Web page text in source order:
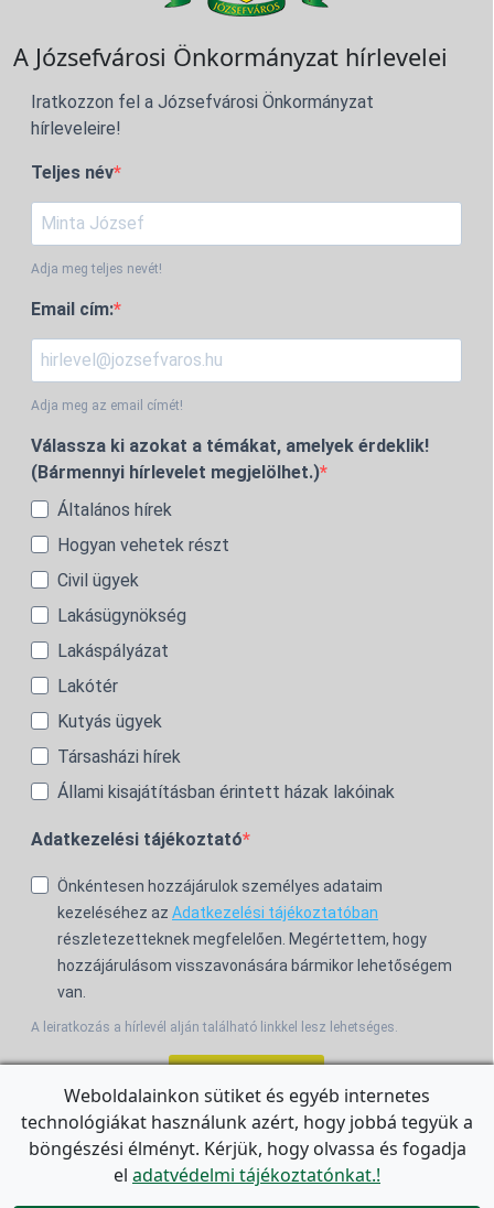
A Józsefvárosi Önkormányzat hírlevelei
Iratkozzon fel a Józsefvárosi Önkormányzat
hírleveleire!
Teljes név
Adja meg teljes nevét!
Email cím:
Adja meg az email címét!
Válassza ki azokat a témákat, amelyek érdeklik!
(Bármennyi hírlevelet megjelölhet.)
Általános hírek
Hogyan vehetek részt
Civil ügyek
Lakásügynökség
Lakáspályázat
Lakótér
Kutyás ügyek
Társasházi hírek
Állami kisajátításban érintett házak lakóinak
Adatkezelési tájékoztató
Önkéntesen hozzájárulok személyes adataim
kezeléséhez az Adatkezelési tájékoztatóban
részletezetteknek megfelelően. Megértettem, hogy
hozzájárulásom visszavonására bármikor lehetőségem
van.
A leiratkozás a hírlevél alján található linkkel lesz lehetséges.
For the English Newsletter, clickHERE.
Weboldalainkon sütiket és egyéb internetes
technológiákat használunk azért, hogy jobbá tegyük a
böngészési élményt. Kérjük, hogy olvassa és fogadja
el adatvédelmi tájékoztatónkat.!